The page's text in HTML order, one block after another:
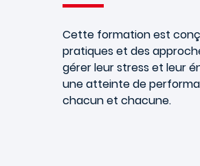
Cette formation est
pratiques et des
gérer leur stress et leur
une atteinte de
chacun et chacune.